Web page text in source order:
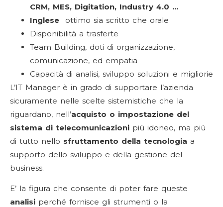
CRM, MES, Digitation, Industry 4.0 …
Inglese ottimo sia scritto che orale
Disponibilità a trasferte
Team Building, doti di organizzazione,
comunicazione, ed empatia
Capacità di analisi, sviluppo soluzioni e migliorie
L’IT Manager è in grado di supportare l’azienda
sicuramente nelle scelte sistemistiche che la
riguardano, nell’acquisto o impostazione del
sistema di telecomunicazioni più idoneo, ma più
di tutto nello sfruttamento della tecnologia a
supporto dello sviluppo e della gestione del
business.
E’ la figura che consente di poter fare queste
analisi perché fornisce gli strumenti o la